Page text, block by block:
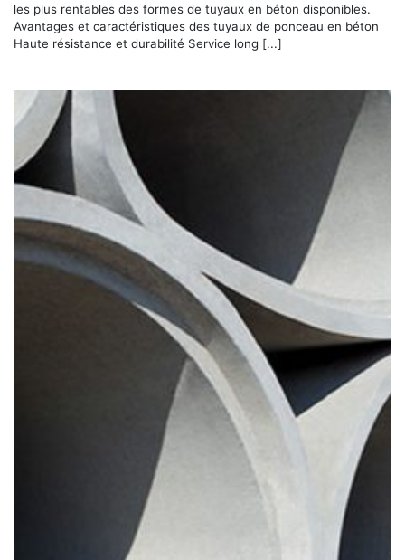
les plus rentables des formes de tuyaux en béton disponibles.
Avantages et caractéristiques des tuyaux de ponceau en béton
Haute résistance et durabilité Service long [...]